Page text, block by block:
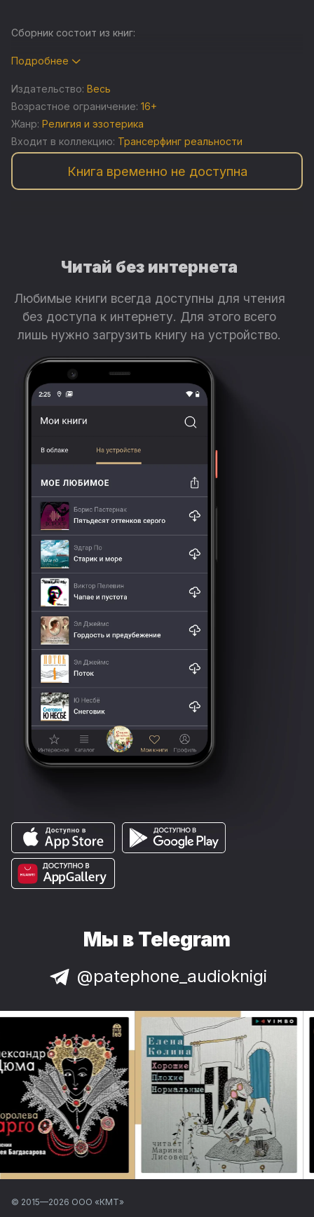
Сборник состоит из книг:
Вершитель реальности;
Трансерфинг реальности. Ступень 1: Пространство
вариантов;
Трансерфинг реальности. Ступень 2: Шелест утренних
звезд;
Трансерфинг реальности. Ступень 3: Вперед в прошлое!
Подробнее
Издательство: Весь
Возрастное ограничение: 16+
Жанр: Религия и эзотерика
Входит в коллекцию: Трансерфинг реальности
Книга временно не доступна
Читай без интернета
Любимые книги всегда доступны для чтения
без доступа к интернету. Для этого всего
лишь нужно загрузить книгу на устройство.
Мы в Telegram
@patephone_audioknigi
© 2015—2026 ООО «КМТ»